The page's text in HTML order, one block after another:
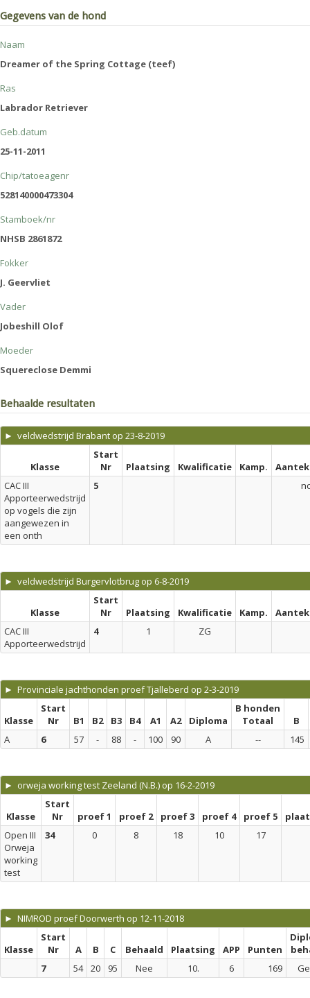
Gegevens van de hond
Naam
Dreamer of the Spring Cottage (teef)
Ras
Labrador Retriever
Geb.datum
25-11-2011
Chip/tatoeagenr
528140000473304
Stamboek/nr
NHSB 2861872
Fokker
J. Geervliet
Vader
Jobeshill Olof
Moeder
Squereclose Demmi
Behaalde resultaten
► veldwedstrijd Brabant op 23-8-2019
Klasse
Start
Nr
Plaatsing Kwalificatie Kamp.
CAC III
Apporteerwedstrijd
op vogels die zijn
aangewezen in
een onth
5 nc
► veldwedstrijd Burgervlotbrug op 6-8-2019
Klasse
Start
Nr
Plaatsing Kwalificatie Kamp.
CAC III
Apporteerwedstrijd
4 1 ZG
► Provinciale jachthonden proef Tjalleberd op 2-3-2019
Klasse
Start
Nr
B1 B2 B3 B4 A1 A2 Diploma
B honden
Totaal
B
A
6 57 - 88 - 100 90 A -- 145
► orweja working test Zeeland (N.B.) op 16-2-2019
Klasse
Start
Nr
proef 1 proef 2 proef 3 proef 4 proef 5
Open III
Orweja
working
test
34 0 8 18 10 17
► NIMROD proef Doorwerth op 12-11-2018
Klasse
Start
Nr
A B C Behaald Plaatsing APP Punten
7
54 20 95 Nee 10. 6 169